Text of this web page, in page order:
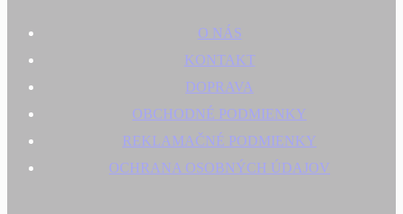
O NÁS
KONTAKT
DOPRAVA
OBCHODNÉ PODMIENKY
REKLAMAČNÉ PODMIENKY
OCHRANA OSOBNÝCH ÚDAJOV